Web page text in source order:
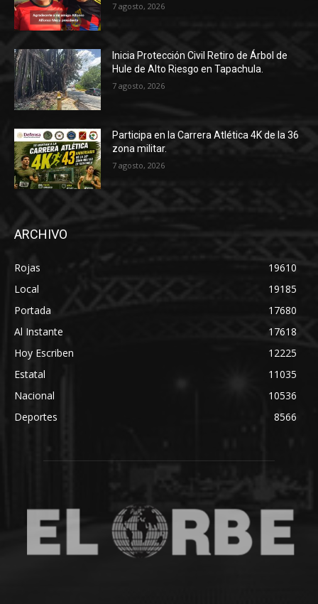
7 agosto, 2026
Inicia Protección Civil Retiro de Árbol de
Hule de Alto Riesgo en Tapachula.
7 agosto, 2026
Participa en la Carrera Atlética 4K de la 36
zona militar.
7 agosto, 2026
ARCHIVO
Rojas
19610
Local
19185
Portada
17680
Al Instante
17618
Hoy Escriben
12225
Estatal
11035
Nacional
10536
Deportes
8566